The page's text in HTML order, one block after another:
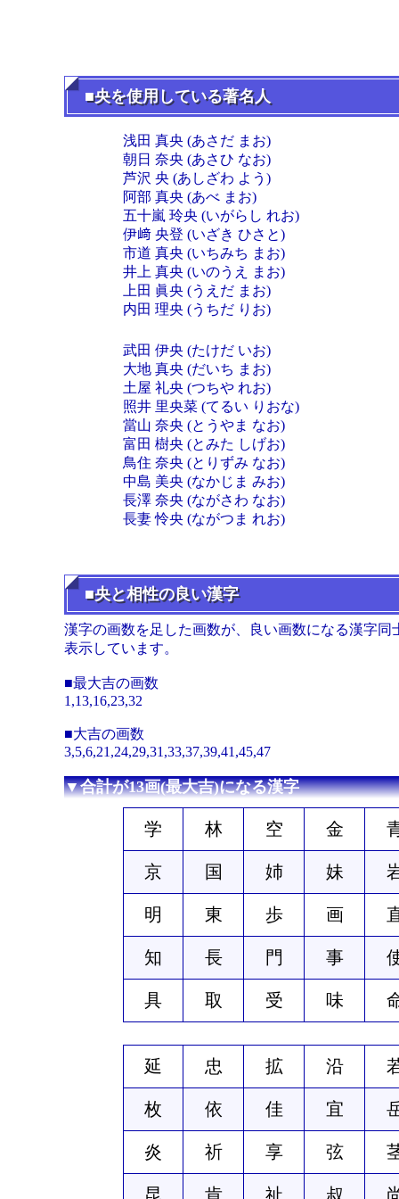
■央を使用している著名人
浅田 真央 (あさだ まお)
朝日 奈央 (あさひ なお)
芦沢 央 (あしざわ よう)
阿部 真央 (あべ まお)
五十嵐 玲央 (いがらし れお)
伊﨑 央登 (いざき ひさと)
市道 真央 (いちみち まお)
井上 真央 (いのうえ まお)
上田 眞央 (うえだ まお)
内田 理央 (うちだ りお)
武田 伊央 (たけだ いお)
大地 真央 (だいち まお)
土屋 礼央 (つちや れお)
照井 里央菜 (てるい りおな)
當山 奈央 (とうやま なお)
富田 樹央 (とみた しげお)
鳥住 奈央 (とりずみ なお)
中島 美央 (なかじま みお)
長澤 奈央 (ながさわ なお)
長妻 怜央 (ながつま れお)
■央と相性の良い漢字
漢字の画数を足した画数が、良い画数になる漢字
表示しています。
■最大吉の画数
1,13,16,23,32
■大吉の画数
3,5,6,21,24,29,31,33,37,39,41,45,47
▼合計が13画(最大吉)になる漢字
学 林 空 金
京 国 姉 妹
明 東 歩 画
知 長 門 事
具 取 受 味
延 忠 拡 沿
枚 依 佳 宜
炎 祈 享 弦
昆 肯 祉 叔